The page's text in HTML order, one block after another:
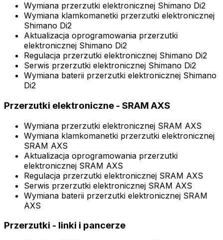
Wymiana przerzutki elektronicznej Shimano Di2
Wymiana klamkomanetki przerzutki elektronicznej
Shimano Di2
Aktualizacja oprogramowania przerzutki
elektronicznej Shimano Di2
Regulacja przerzutki elektronicznej Shimano Di2
Serwis przerzutki elektronicznej Shimano Di2
Wymiana baterii przerzutki elektronicznej Shimano
Di2
Przerzutki elektroniczne - SRAM AXS
Wymiana przerzutki elektronicznej SRAM AXS
Wymiana klamkomanetki przerzutki elektronicznej
SRAM AXS
Aktualizacja oprogramowania przerzutki
elektronicznej SRAM AXS
Regulacja przerzutki elektronicznej SRAM AXS
Serwis przerzutki elektronicznej SRAM AXS
Wymiana baterii przerzutki elektronicznej SRAM
AXS
Przerzutki - linki i pancerze